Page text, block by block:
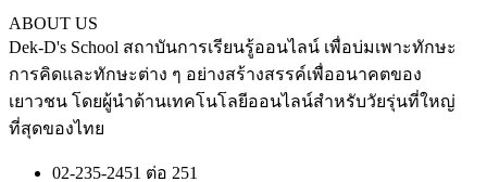
ABOUT US
Dek-D's School สถาบันการเรียนรู้ออนไลน์ เพื่อบ่มเพาะทักษะ
การคิดและทักษะต่าง ๆ อย่างสร้างสรรค์เพื่ออนาคตของ
เยาวชน โดยผู้นำด้านเทคโนโลยีออนไลน์สำหรับวัยรุ่นที่ใหญ่
ที่สุดของไทย
02-235-2451 ต่อ 251